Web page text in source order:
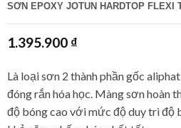
SƠN EPOXY JOTUN HARDTOP FLEXI
1.395.900 ₫
Là loại sơn 2 thành phần gốc
đóng rắn hóa học. Màng sơn hoàn
độ bóng cao với mức độ duy trì độ